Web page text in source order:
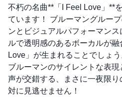
不朽の名曲**「I Feel Love」**
ています！ ブルーマングルー
ンとビジュアルパフォーマン
ルで透明感のあるボーカルが
Love」が生まれることでしょう
ブルーマンのサイレントな表
声が交錯する、まさに一夜限
対に見逃せません！